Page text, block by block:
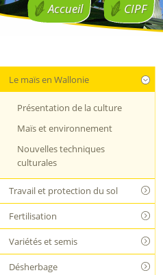
Accueil CIPF
Le maïs en Wallonie
Présentation de la culture
Maïs et environnement
Nouvelles techniques
culturales
Travail et protection du sol
Fertilisation
Variétés et semis
Désherbage